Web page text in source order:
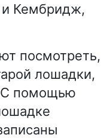
и Кембридж,
посмотреть,
лошадки,
С помощью